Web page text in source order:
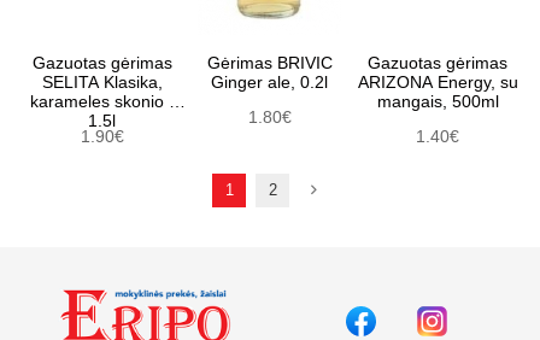
Gazuotas gėrimas
SELITA Klasika,
karameles skonio ,
1.5l
1.90€
Gėrimas BRIVIC
Ginger ale, 0.2l
1.80€
Gazuotas gėrimas
ARIZONA Energy, su
mangais, 500ml
1.40€
1 2